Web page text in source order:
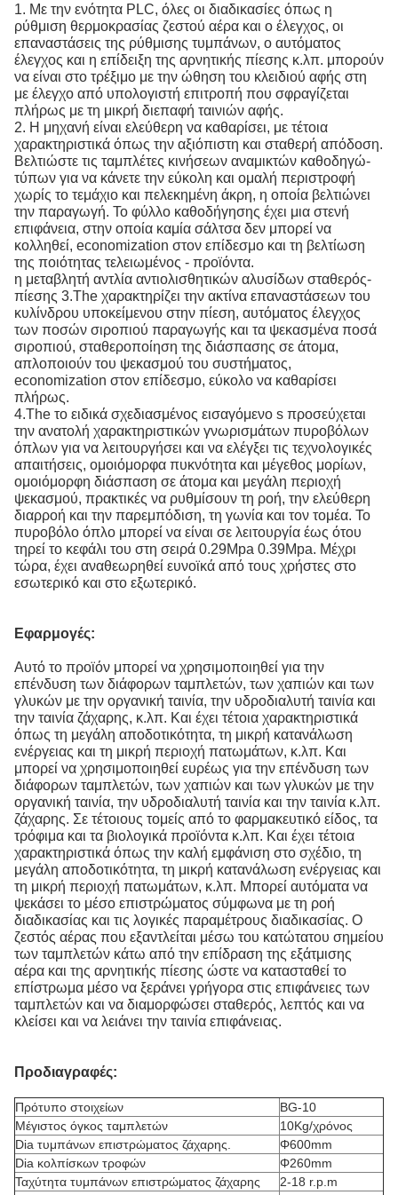
1. Με την ενότητα PLC, όλες οι διαδικασίες όπως η
ρύθμιση θερμοκρασίας ζεστού αέρα και ο έλεγχος, οι
επαναστάσεις της ρύθμισης τυμπάνων, ο αυτόματος
έλεγχος και η επίδειξη της αρνητικής πίεσης κ.λπ. μπορούν
να είναι στο τρέξιμο με την ώθηση του κλειδιού αφής στη
με έλεγχο από υπολογιστή επιτροπή που σφραγίζεται
πλήρως με τη μικρή διεπαφή ταινιών αφής.
2. Η μηχανή είναι ελεύθερη να καθαρίσει, με τέτοια
χαρακτηριστικά όπως την αξιόπιστη και σταθερή απόδοση.
Βελτιώστε τις ταμπλέτες κινήσεων αναμικτών καθοδηγώ-
τύπων για να κάνετε την εύκολη και ομαλή περιστροφή
χωρίς το τεμάχιο και πελεκημένη άκρη, η οποία βελτιώνει
την παραγωγή. Το φύλλο καθοδήγησης έχει μια στενή
επιφάνεια, στην οποία καμία σάλτσα δεν μπορεί να
κολληθεί, economization στον επίδεσμο και τη βελτίωση
της ποιότητας τελειωμένος - προϊόντα.
η μεταβλητή αντλία αντιολισθητικών αλυσίδων σταθερός-
πίεσης 3.The χαρακτηρίζει την ακτίνα επαναστάσεων του
κυλίνδρου υποκείμενου στην πίεση, αυτόματος έλεγχος
των ποσών σιροπιού παραγωγής και τα ψεκασμένα ποσά
σιροπιού, σταθεροποίηση της διάσπασης σε άτομα,
απλοποιούν του ψεκασμού του συστήματος,
economization στον επίδεσμο, εύκολο να καθαρίσει
πλήρως.
4.The το ειδικά σχεδιασμένος εισαγόμενο s προσεύχεται
την ανατολή χαρακτηριστικών γνωρισμάτων πυροβόλων
όπλων για να λειτουργήσει και να ελέγξει τις τεχνολογικές
απαιτήσεις, ομοιόμορφα πυκνότητα και μέγεθος μορίων,
ομοιόμορφη διάσπαση σε άτομα και μεγάλη περιοχή
ψεκασμού, πρακτικές να ρυθμίσουν τη ροή, την ελεύθερη
διαρροή και την παρεμπόδιση, τη γωνία και τον τομέα. Το
πυροβόλο όπλο μπορεί να είναι σε λειτουργία έως ότου
τηρεί το κεφάλι του στη σειρά 0.29Mpa 0.39Mpa. Μέχρι
τώρα, έχει αναθεωρηθεί ευνοϊκά από τους χρήστες στο
εσωτερικό και στο εξωτερικό.
Εφαρμογές:
Αυτό το προϊόν μπορεί να χρησιμοποιηθεί για την
επένδυση των διάφορων ταμπλετών, των χαπιών και των
γλυκών με την οργανική ταινία, την υδροδιαλυτή ταινία και
την ταινία ζάχαρης, κ.λπ. Και έχει τέτοια χαρακτηριστικά
όπως τη μεγάλη αποδοτικότητα, τη μικρή κατανάλωση
ενέργειας και τη μικρή περιοχή πατωμάτων, κ.λπ. Και
μπορεί να χρησιμοποιηθεί ευρέως για την επένδυση των
διάφορων ταμπλετών, των χαπιών και των γλυκών με την
οργανική ταινία, την υδροδιαλυτή ταινία και την ταινία κ.λπ.
ζάχαρης. Σε τέτοιους τομείς από το φαρμακευτικό είδος, τα
τρόφιμα και τα βιολογικά προϊόντα κ.λπ. Και έχει τέτοια
χαρακτηριστικά όπως την καλή εμφάνιση στο σχέδιο, τη
μεγάλη αποδοτικότητα, τη μικρή κατανάλωση ενέργειας και
τη μικρή περιοχή πατωμάτων, κ.λπ. Μπορεί αυτόματα να
ψεκάσει το μέσο επιστρώματος σύμφωνα με τη ροή
διαδικασίας και τις λογικές παραμέτρους διαδικασίας. Ο
ζεστός αέρας που εξαντλείται μέσω του κατώτατου σημείου
των ταμπλετών κάτω από την επίδραση της εξάτμισης
αέρα και της αρνητικής πίεσης ώστε να κατασταθεί το
επίστρωμα μέσο να ξεράνει γρήγορα στις επιφάνειες των
ταμπλετών και να διαμορφώσει σταθερός, λεπτός και να
κλείσει και να λειάνει την ταινία επιφάνειας.
Προδιαγραφές:
Πρότυπο στοιχείων
BG-10
Μέγιστος όγκος ταμπλετών
10Kg/χρόνος
Dia τυμπάνων επιστρώματος ζάχαρης.
Φ600mm
Dia κολπίσκων τροφών
Φ260mm
Ταχύτητα τυμπάνων επιστρώματος ζάχαρης
2-18 r.p.m